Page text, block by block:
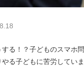
る！？子どものスマホ問
る子どもに苦労していま